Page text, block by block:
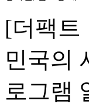
[더팩트
민국의
로그램